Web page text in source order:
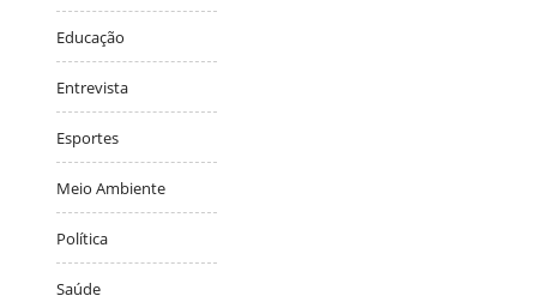
Educação
Entrevista
Esportes
Meio Ambiente
Política
Saúde